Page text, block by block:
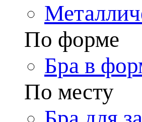
По форме
Бра в
По месту